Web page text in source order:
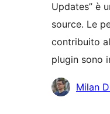
Updates” è
source. Le
contribuito
plugin sono
Collaboratori
Milan